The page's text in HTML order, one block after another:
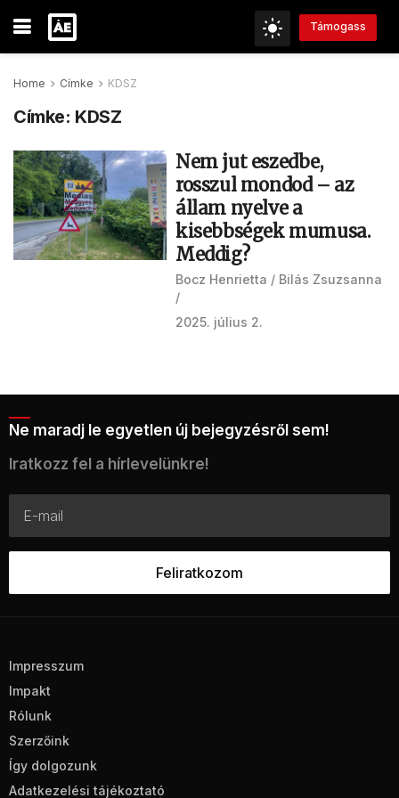
Támogass
Home Címke KDSZ
Címke: KDSZ
Nem jut eszedbe,
rosszul mondod – az
állam nyelve a
kisebbségek mumusa.
Meddig?
Bocz Henrietta Bilás Zsuzsanna
2025. július 2.
Ne maradj le egyetlen új bejegyzésről sem!
Iratkozz fel a hírlevelünkre!
Impresszum
Impakt
Rólunk
Szerzőink
Így dolgozunk
Adatkezelési tájékoztató